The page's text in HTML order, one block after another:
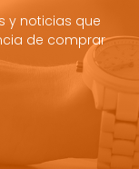
y noticias que
de comprar